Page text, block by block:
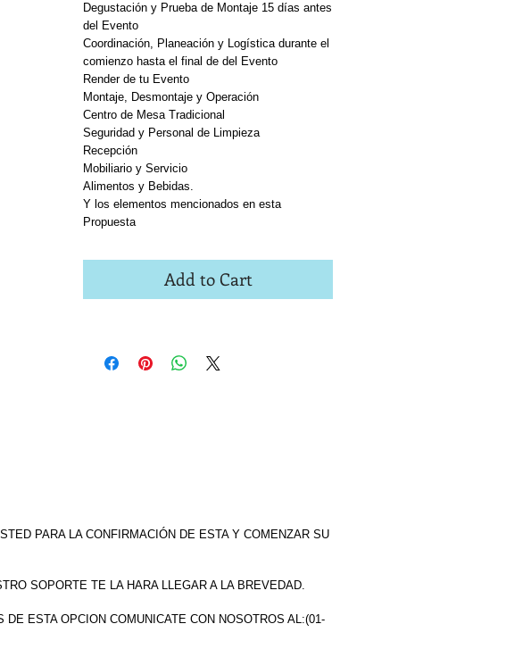
Degustación y Prueba de Montaje 15 días antes
del Evento
Coordinación, Planeación y Logística durante el
comienzo hasta el final de del Evento
Render de tu Evento
Montaje, Desmontaje y Operación
Centro de Mesa Tradicional
Seguridad y Personal de Limpieza
Recepción
Mobiliario y Servicio
Alimentos y Bebidas.
Y los elementos mencionados en esta
Propuesta
Add to Cart
PARA LA CONFIRMACIÓN DE ESTA Y COMENZAR SU
SOPORTE TE LA HARA LLEGAR A LA BREVEDAD.
ESTA OPCION COMUNICATE CON NOSOTROS AL:(01-